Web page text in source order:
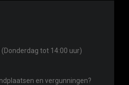
tot 14:00 uur)
en vergunningen?